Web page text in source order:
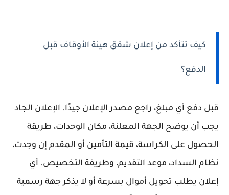
كيف تتأكد من إعلان شقق هيئة الأوقاف قبل
الدفع؟
قبل دفع أي مبلغ، راجع مصدر الإعلان جيدًا. الإعلان الجاد
يجب أن يوضح الجهة المعلنة، مكان الوحدات، طريقة
الحصول على الكراسة، قيمة التأمين أو المقدم إن وجدت،
نظام السداد، موعد التقديم، وطريقة التخصيص. أي
إعلان يطلب تحويل أموال بسرعة أو لا يذكر جهة رسمية